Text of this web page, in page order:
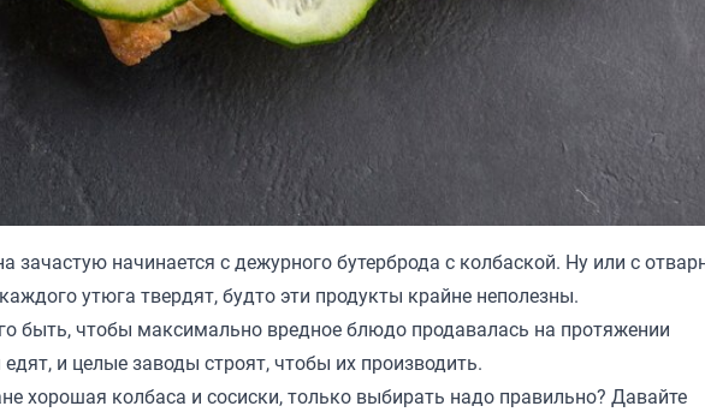
зачастую начинается с дежурного бутерброда с колбаской. Ну или с
утюга твердят, будто эти продукты крайне неполезны.
быть, чтобы максимально вредное блюдо продавалась на протяжении
и целые заводы строят, чтобы их производить.
хорошая колбаса и сосиски, только выбирать надо правильно? Давайте